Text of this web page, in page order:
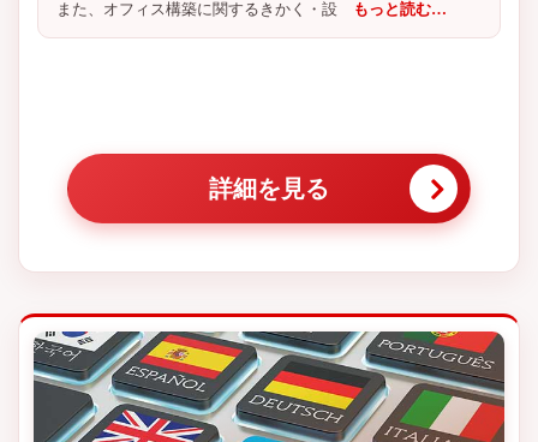
また、オフィス構築に関するきかく・設 もっと読む…
詳細を見る